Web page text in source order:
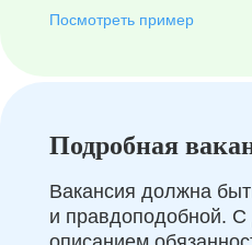
Посмотреть пример
Подробная
Вакансия должна
и правдоподобной.